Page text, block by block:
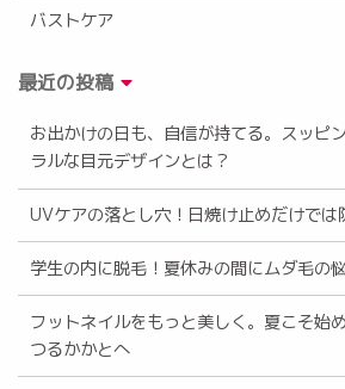
バストケア
最近の投稿
お出かけの日も、自信が持てる。スッピ
ラルな目元デザインとは？
UVケアの落とし穴！日焼け止めだけでは
学生の内に脱毛！夏休みの間にムダ毛の
フットネイルをもっと美しく。夏こそ始
つるかかとへ